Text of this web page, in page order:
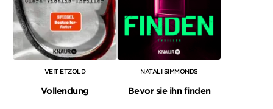
VEIT ETZOLD
Vollendung
NATALI SIMMONDS
Bevor sie ihn finden